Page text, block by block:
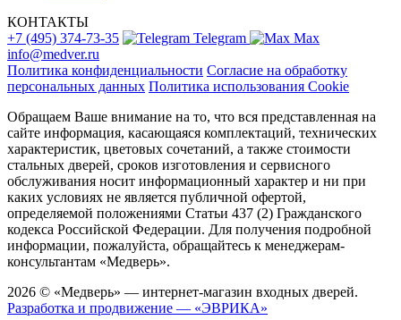
КОНТАКТЫ
+7 (495) 374-73-35
Telegram
Max
info@medver.ru
Политика конфиденциальности Согласие на обработку
персональных данных Политика использования Cookie
Обращаем Ваше внимание на то, что вся представленная на
сайте информация, касающаяся комплектаций, технических
характеристик, цветовых сочетаний, а также стоимости
стальных дверей, сроков изготовления и сервисного
обслуживания носит информационный характер и ни при
каких условиях не является публичной офертой,
определяемой положениями Статьи 437 (2) Гражданского
кодекса Российской Федерации. Для получения подробной
информации, пожалуйста, обращайтесь к менеджерам-
консультантам «Медверь».
2026 © «Медверь» — интернет-магазин входных дверей.
Разработка и продвижение — «ЭВРИКА»